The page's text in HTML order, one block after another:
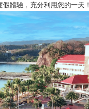
體驗，充分利用您的一天！